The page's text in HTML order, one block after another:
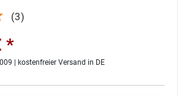
(3)
*
| kostenfreier Versand in DE